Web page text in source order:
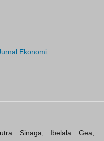
Ekonomi
Sinaga, Ibelala Gea,